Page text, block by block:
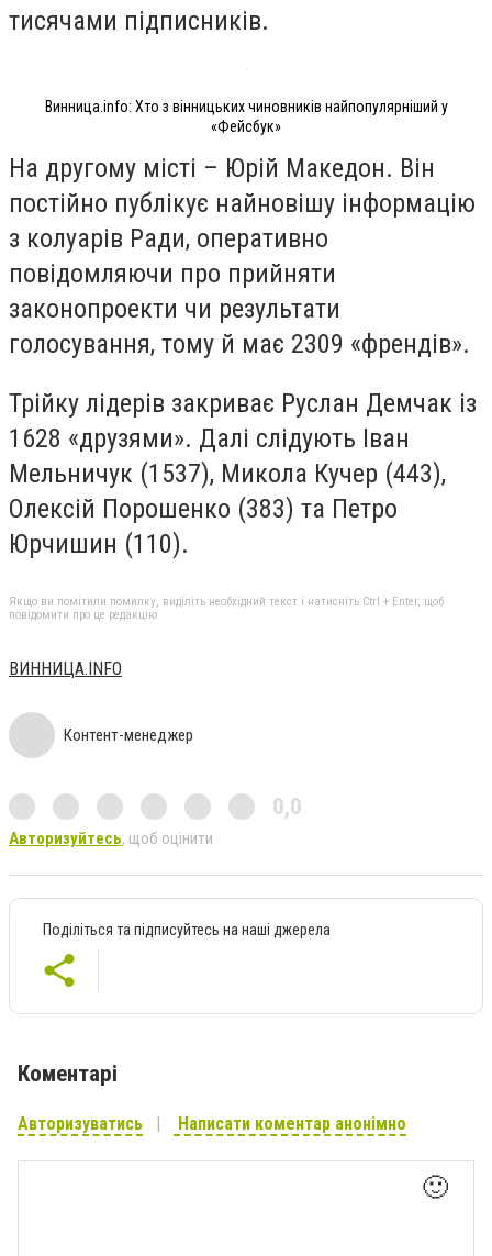
тисячами підписників.
Винница.info: Хто з вінницьких чиновників найпопулярніший у
«Фейсбук»
На другому місті – Юрій Македон. Він
постійно публікує найновішу інформацію
з колуарів Ради, оперативно
повідомляючи про прийняти
законопроекти чи результати
голосування, тому й має 2309 «френдів».
Трійку лідерів закриває Руслан Демчак із
1628 «друзями». Далі слідують Іван
Мельничук (1537), Микола Кучер (443),
Олексій Порошенко (383) та Петро
Юрчишин (110).
Якщо ви помітили помилку, виділіть необхідний текст і натисніть Ctrl + Enter, щоб
повідомити про це редакцію
ВИННИЦА.INFO
Контент-менеджер
0,0
Авторизуйтесь, щоб оцінити
Поділіться та підписуйтесь на наші джерела
Коментарі
Авторизуватись Написати коментар анонімно
🙂